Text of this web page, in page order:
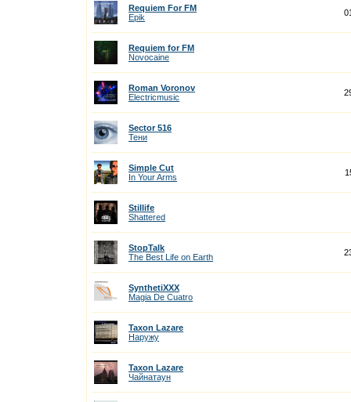
Requiem For FM
Epik
Requiem for FM
Novocaine
Roman Voronov
Electricmusic
Sector 516
Тени
Simple Cut
In Your Arms
Stillife
Shattered
StopTalk
The Best Life on Earth
SynthetiXXX
Magia De Cuatro
Taxon Lazare
Наружу
Taxon Lazare
Чайнатаун